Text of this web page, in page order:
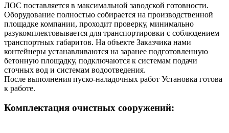
ЛОС поставляется в максимальной заводской готовности.
Оборудование полностью собирается на производственной
площадке компании, проходит проверку, минимально
разукомплектовывается для транспортировки с соблюдением
транспортных габаритов. На объекте Заказчика нами
контейнеры устанавливаются на заранее подготовленную
бетонную площадку, подключаются к системам подачи
сточных вод и системам водоотведения.
После выполнения пуско-наладочных работ Установка готова
к работе.
Комплектация очистных сооружений: